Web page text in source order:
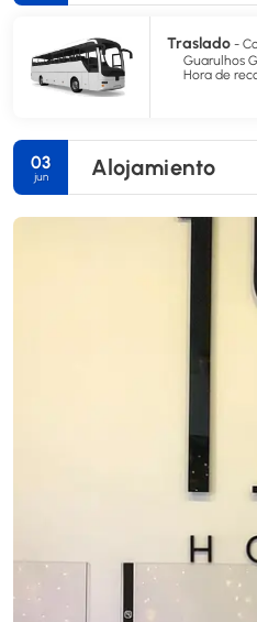
Traslado -
Guarulhos
Hora de
03
jun Alojamiento